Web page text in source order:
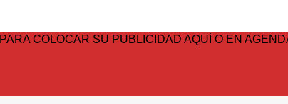
PARA COLOCAR SU PUBLICIDAD AQUÍ O EN